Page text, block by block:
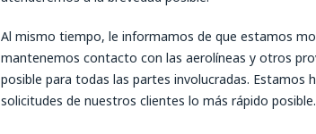
Al mismo tiempo, le informamos de que estamos
mantenemos contacto con las aerolíneas y otros
posible para todas las partes involucradas. Estamos
solicitudes de nuestros clientes lo más rápido posible.